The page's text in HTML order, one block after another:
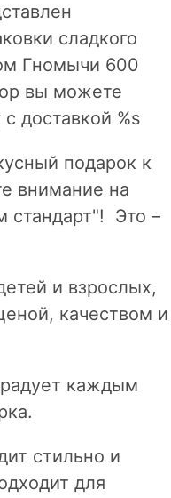
сладкого
Гномычи 600
вы можете
доставкой %s
подарок к
внимание на
стандарт"! Это –
и взрослых,
качеством и
каждым
стильно и
для